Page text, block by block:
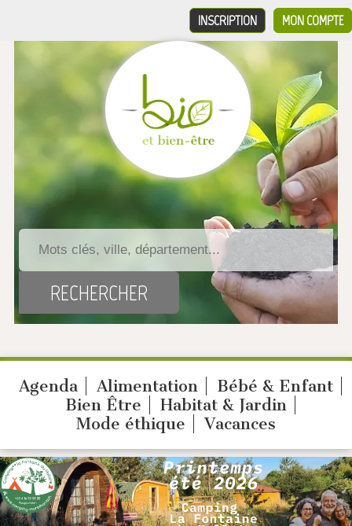
MON COMPTE
INSCRIPTION
Agenda Alimentation
Bébé & Enfant
Bien Être
Habitat & Jardin
Mode éthique
Vacances